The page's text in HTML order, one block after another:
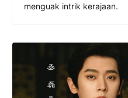
menguak intrik kerajaan.